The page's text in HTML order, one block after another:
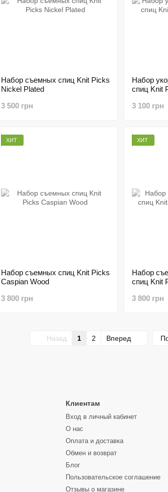
Набор съемных спиц Knit Picks
Nickel Plated
3 500 грн
Набор
спиц Knit
3 100 грн
ХИТ
Набор съемных спиц Knit Picks
Caspian Wood
3 800 грн
ХИТ
Набор
спиц Knit
3 800 грн
Назад 1 2 Вперед
Клиентам
Вход в личный кабинет
О нас
Оплата и доставка
Обмен и возврат
Блог
Пользовательское соглашение
Отзывы о магазине